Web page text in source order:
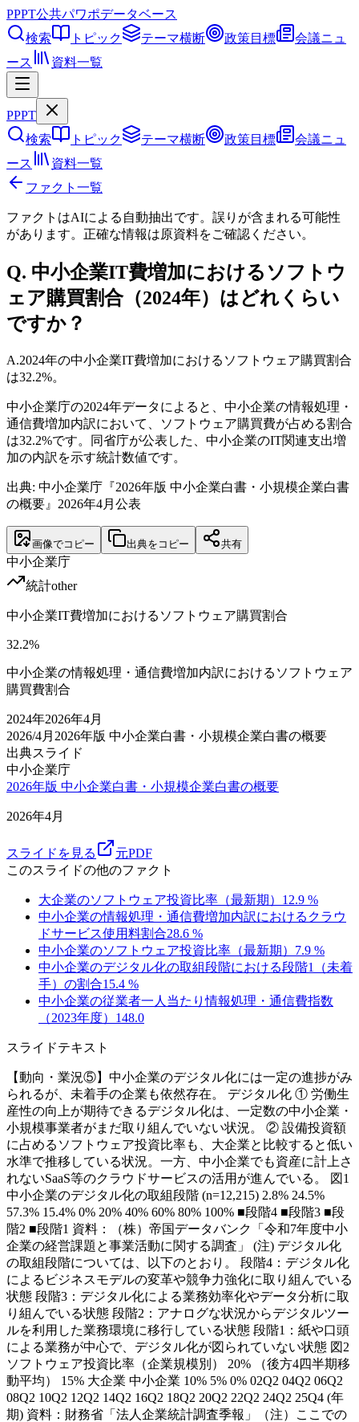
PPPT公共パワポデータベース
検索
トピック テーマ横断 政策目標
会議ニュ
ース
資料一覧
PPPT
検索
トピック テーマ横断 政策目標
会議ニュ
ース
資料一覧
ファクト一覧
ファクトはAIによる自動抽出です。誤りが含まれる可能性
があります。正確な情報は原資料をご確認ください。
Q. 中小企業IT費増加におけるソフトウ
ェア購買割合（2024年）はどれくらい
ですか？
A.2024年の中小企業IT費増加におけるソフトウェア購買割合
は32.2%。
中小企業庁の2024年データによると、中小企業の情報処理・
通信費増加内訳において、ソフトウェア購買費が占める割合
は32.2%です。同省庁が公表した、中小企業のIT関連支出増
加の内訳を示す統計数値です。
出典: 中小企業庁『2026年版 中小企業白書・小規模企業白書
の概要』2026年4月公表
画像でコピー 出典をコピー 共有
中小企業庁
統計other
中小企業IT費増加におけるソフトウェア購買割合
32.2%
中小企業の情報処理・通信費増加内訳におけるソフトウェア
購買費割合
2024年2026年4月
2026/4月 2026年版 中小企業白書・小規模企業白書の概要
出典スライド
中小企業庁
2026年版 中小企業白書・小規模企業白書の概要
2026年4月
スライドを見る
元PDF
このスライドの他のファクト
大企業のソフトウェア投資比率（最新期） 12.9 %
中小企業の情報処理・通信費増加内訳におけるクラウ
ドサービス使用料割合28.6 %
中小企業のソフトウェア投資比率（最新期） 7.9 %
中小企業のデジタル化の取組段階における段階1（未着
手）の割合15.4 %
中小企業の従業者一人当たり情報処理・通信費指数
（2023年度） 148.0
スライドテキスト
【動向・業況⑤】中小企業のデジタル化には一定の進捗がみ
られるが、未着手の企業も依然存在。 デジタル化 ① 労働生
産性の向上が期待できるデジタル化は、一定数の中小企業・
小規模事業者がまだ取り組んでいない状況。 ② 設備投資額
に占めるソフトウェア投資比率も、大企業と比較すると低い
水準で推移している状況。一方、中小企業でも資産に計上さ
れないSaaS等のクラウドサービスの活用が進んでいる。 図1
中小企業のデジタル化の取組段階 (n=12,215) 2.8% 24.5%
57.3% 15.4% 0% 20% 40% 60% 80% 100% ■段階4 ■段階3 ■段
階2 ■段階1 資料：（株）帝国データバンク「令和7年度中小
企業の経営課題と事業活動に関する調査」 (注) デジタル化
の取組段階については、以下のとおり。 段階4：デジタル化
によるビジネスモデルの変革や競争力強化に取り組んでいる
状態 段階3：デジタル化による業務効率化やデータ分析に取
り組んでいる状態 段階2：アナログな状況からデジタルツー
ルを利用した業務環境に移行している状態 段階1：紙や口頭
による業務が中心で、デジタル化が図られていない状態 図2
ソフトウェア投資比率（企業規模別） 20% （後方4四半期移
動平均） 15% 大企業 中小企業 10% 5% 0% 02Q2 04Q2 06Q2
08Q2 10Q2 12Q2 14Q2 16Q2 18Q2 20Q2 22Q2 24Q2 25Q4 (年
期) 資料：財務省「法人企業統計調査季報」（注）ここでの